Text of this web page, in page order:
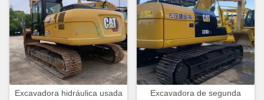
Excavadora hidráulica usada
Excavadora de segunda